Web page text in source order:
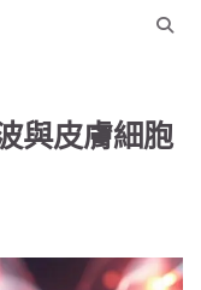
與皮膚細胞